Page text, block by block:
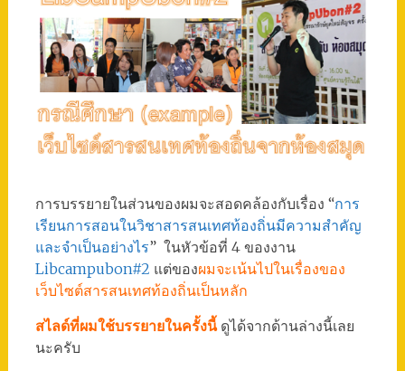
การบรรยายในส่วนของผมจะสอดคล้องกับเรื่อง “การ
เรียนการสอนในวิชาสารสนเทศท้องถิ่นมีความสำคัญ
และจำเป็นอย่างไร” ในหัวข้อที่ 4 ของงาน
Libcampubon#2 แต่ของผมจะเน้นไปในเรื่องของ
เว็บไซต์สารสนเทศท้องถิ่นเป็นหลัก
สไลด์ที่ผมใช้บรรยายในครั้งนี้ ดูได้จากด้านล่างนี้เลย
นะครับ